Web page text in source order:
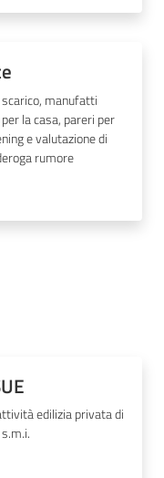
manufatti
la casa, pareri per
e valutazione di
rumore
edilizia privata di